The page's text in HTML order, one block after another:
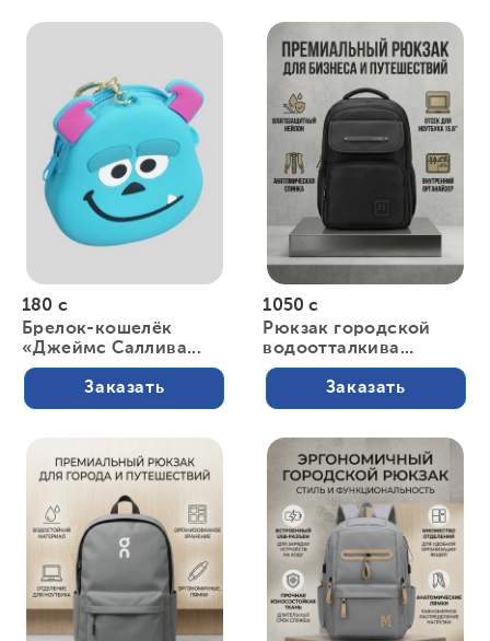
180 с
Брелок-кошелёк
«Джеймс Саллива...
Заказать
1050 с
Рюкзак городской
водоотталкива...
Заказать